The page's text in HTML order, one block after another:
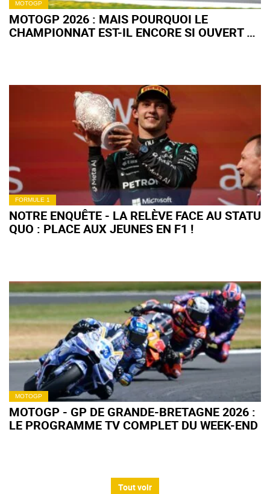
MOTOGP
MOTOGP 2026 : MAIS POURQUOI LE
CHAMPIONNAT EST-IL ENCORE SI OUVERT À
FORMULE 1
NOTRE ENQUÊTE - LA RELÈVE FACE AU STATU
QUO : PLACE AUX JEUNES EN F1 !
MOTOGP
MOTOGP - GP DE GRANDE-BRETAGNE 2026 :
LE PROGRAMME TV COMPLET DU WEEK-END
Tout voir